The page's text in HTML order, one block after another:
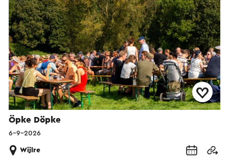
Öpke Döpke
6-9-2026
Wijlre